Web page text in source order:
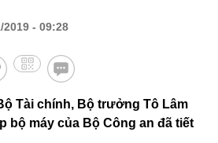
- 09:28
Tài chính, Bộ trưởng Tô Lâm
bộ máy của Bộ Công an đã tiết